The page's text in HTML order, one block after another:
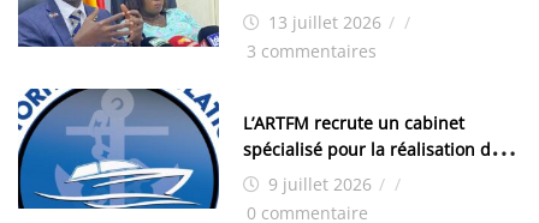
examens nationaux : « Si ce sont
les élections, on trouve tous les
13 juillet 2026 / /
3 commentaires
L’ARTFM recrute un cabinet
spécialisé pour la réalisation des
études techniques
9 juillet 2026 / /
0 commentaire